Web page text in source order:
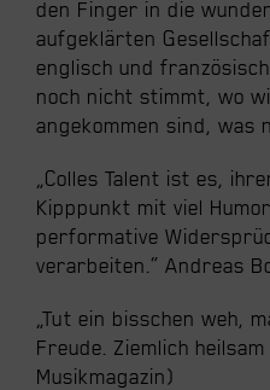
den Finger in die
aufgeklärten
englisch und
noch nicht stimmt, wo
angekommen sind, was
„Colles Talent ist es,
Kipppunkt mit viel
performative
verarbeiten.“ Andreas
„Tut ein bisschen weh,
Freude. Ziemlich heilsam
Musikmagazin)